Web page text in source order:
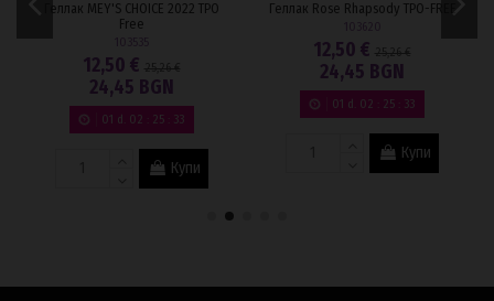
Геллак MEY'S CHOICE 2022 TPO
Free
12,50 €
24,45 BGN
01 d. 02 25 33
Купи
Геллак Rose Rhapsody TPO-FREE
12,50 €
24,45 BGN
01 d. 02 25 33
Купи